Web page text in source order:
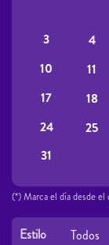
3
4
10
11
17
18
24
25
31
(*) Marca el día desde el
Estilo Todos